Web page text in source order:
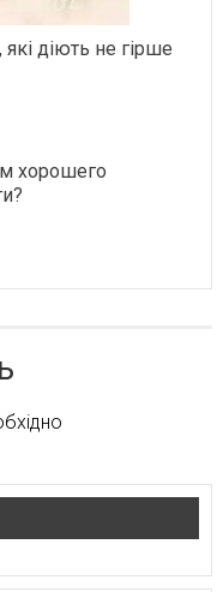
діють не гірше
хорошего